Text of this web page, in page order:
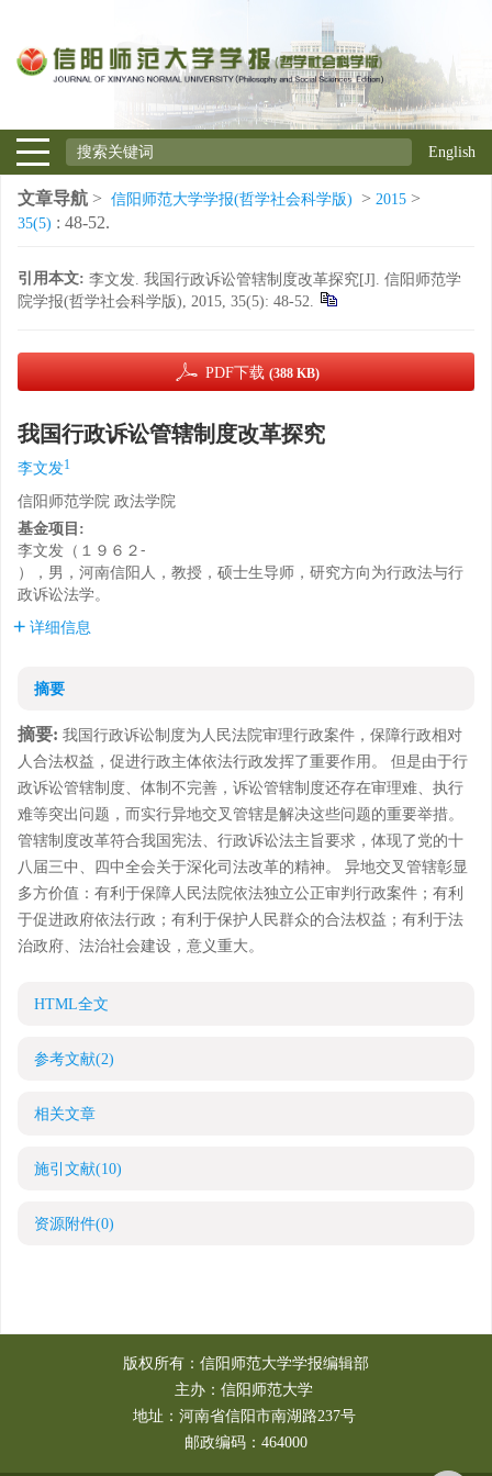
English
文章导航 > 信阳师范大学学报(哲学社会科学版) > 2015 >
35(5) : 48-52.
引用本文: 李文发. 我国行政诉讼管辖制度改革探究[J]. 信阳师范学
院学报(哲学社会科学版), 2015, 35(5): 48-52.
PDF下载 (388 KB)
我国行政诉讼管辖制度改革探究
李文发1
信阳师范学院 政法学院
基金项目:
李文发（１９６２⁃
），男，河南信阳人，教授，硕士生导师，研究方向为行政法与行
政诉讼法学。
详细信息
摘要
摘要: 我国行政诉讼制度为人民法院审理行政案件，保障行政相对
人合法权益，促进行政主体依法行政发挥了重要作用。 但是由于行
政诉讼管辖制度、体制不完善，诉讼管辖制度还存在审理难、执行
难等突出问题，而实行异地交叉管辖是解决这些问题的重要举措。
管辖制度改革符合我国宪法、行政诉讼法主旨要求，体现了党的十
八届三中、四中全会关于深化司法改革的精神。 异地交叉管辖彰显
多方价值：有利于保障人民法院依法独立公正审判行政案件；有利
于促进政府依法行政；有利于保护人民群众的合法权益；有利于法
治政府、法治社会建设，意义重大。
HTML全文
参考文献(2)
相关文章
施引文献(10)
资源附件(0)
版权所有：信阳师范大学学报编辑部
主办：信阳师范大学
地址：河南省信阳市南湖路237号
邮政编码：464000